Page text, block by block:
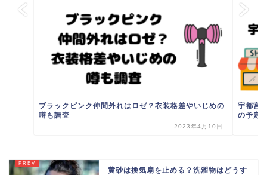
ブラックピンク仲間外れはロゼ？衣装格差やいじめの
噂も調査
2023年4月10日
宇都宮
の予定
黄砂は換気扇を止める？洗濯物はどうす